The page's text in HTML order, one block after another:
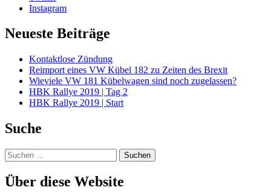
Instagram
Neueste Beiträge
Kontaktlose Zündung
Reimport eines VW Kübel 182 zu Zeiten des Brexit
Wieviele VW 181 Kübelwagen sind noch zugelassen?
HBK Rallye 2019 | Tag 2
HBK Rallye 2019 | Start
Suche
Suchen
nach:
Über diese Website